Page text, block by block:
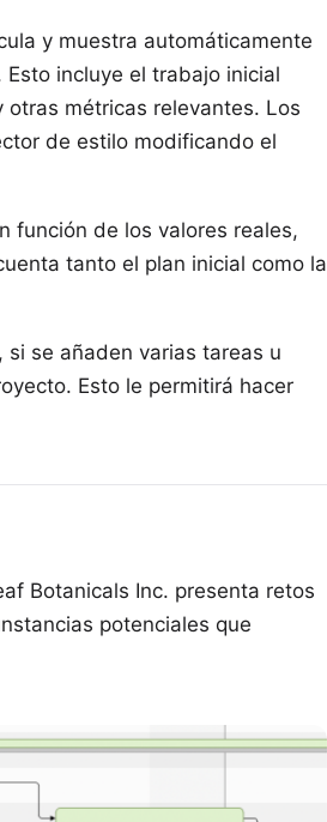
y muestra automáticamente
incluye el trabajo inicial
métricas relevantes. Los
de estilo modificando el
función de los valores reales,
tanto el plan inicial como la
si se añaden varias tareas u
Esto le permitirá hacer
Botanicals Inc. presenta retos
potenciales que